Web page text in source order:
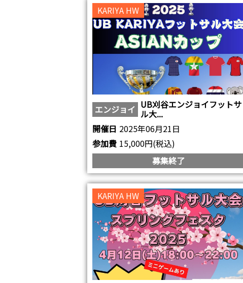
KARIYA HW
エンジョイ UB刈谷エンジョイフットサ
ル大...
開催日 2025年06月21日
参加費 15,000円(税込)
募集終了
KARIYA HW